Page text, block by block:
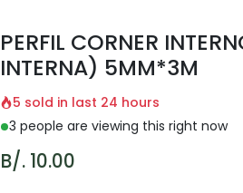
PERFIL CORNER
INTERNA) 5MM*3M
5 sold in last 24 hours
3 people are viewing this right now
B/. 10.00